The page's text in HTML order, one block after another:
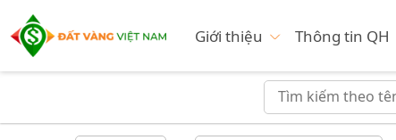
Giới thiệu Thông tin QH